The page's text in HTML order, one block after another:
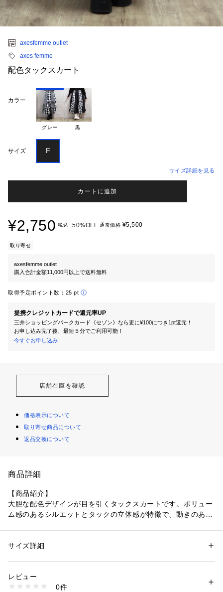
axesfemme outlet
axes femme
配色タックスカート
カラー
グレー 黒
サイズ F
サイズ詳細を見る
カートに追加
¥2,750 税込 50%OFF 通常価格¥5,500
取り寄せ
axesfemme outlet
購入合計金額11,000円以上で送料無料
取得予定ポイント数： 25 pt
提携クレジットカードで還元率UP
三井ショッピングパークカード《セゾン》なら更に¥100につき1pt還元！
お申し込み完了後、最短５分でご利用可能！
今すぐお申し込み
店舗在庫を確認
価格表示について
取り寄せ商品について
返品交換について
商品詳細
【商品紹介】
大胆な配色デザインが目を引くタックスカートです。ボリュー
ム感のあるシルエットとタックの立体感が特徴で、動きのある
タックが施されており、ふんわりと広がる立体感のあるシルエ
ットを生み出します。ウエストはゴム仕様で、リラックスした
性別：レディース
素材：表地:綿100%、別布:ナイロン100%、裏地:ポリエステル100%
商品番号：
KM291X108 （ショップ）
サイズ詳細
レビュー
0件